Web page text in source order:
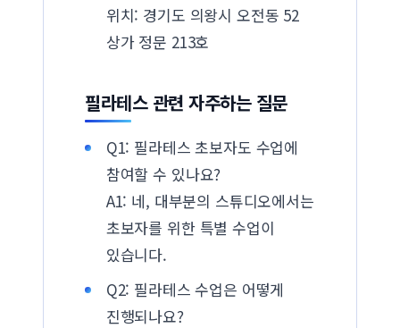
위치: 경기도 의왕시 오전동 52
상가 정문 213호
필라테스 관련 자주하는 질문
Q1: 필라테스 초보자도 수업에
참여할 수 있나요?
A1: 네, 대부분의 스튜디오에서는
초보자를 위한 특별 수업이
있습니다.
Q2: 필라테스 수업은 어떻게
진행되나요?